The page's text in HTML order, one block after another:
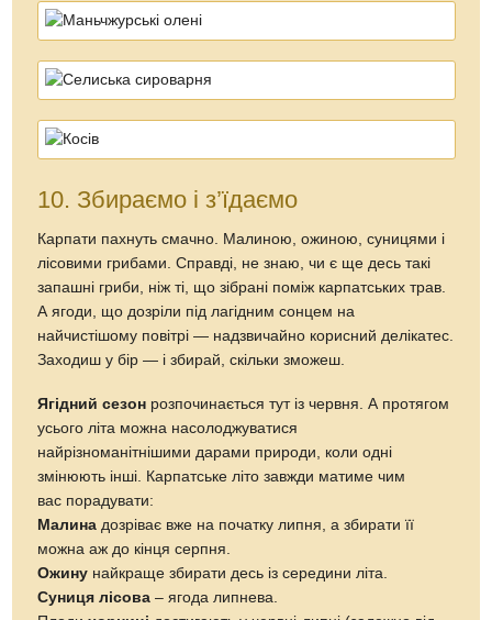
Карпати пахнуть смачно. Малиною, ожиною, суницями і
лісовими грибами. Справді, не знаю, чи є ще десь такі
запашні гриби, ніж ті, що зібрані поміж карпатських трав.
А ягоди, що дозріли під лагідним сонцем на
Заходиш у бір — і збирай, скільки зможеш.
усього літа можна насолоджуватися
змінюють інші. Карпатське літо завжди матиме чим
вас порадувати:
Малина дозріває вже на початку липня, а збирати її
можна аж до кінця серпня.
Ожину найкраще збирати десь із середини літа.
Суниця лісова
– ягода липнева.
Також десь із середини літа у Карпатах розпочинаються
чудовий грибний сезон. Симпатичні лисички, опеньки,
підберезники, грузді, сироїжки чекають вас під листям та
біля дерев. А найбільшою пошаною, безперечно,
користується грибний король – білий гриб.